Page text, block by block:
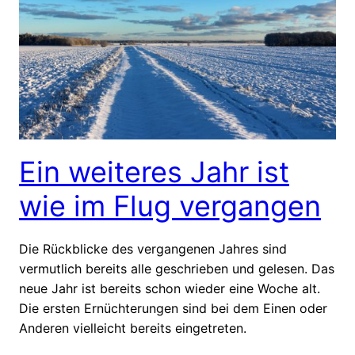
Ein weiteres Jahr ist
wie im Flug vergangen
Die Rückblicke des vergangenen Jahres sind
vermutlich bereits alle geschrieben und gelesen. Das
neue Jahr ist bereits schon wieder eine Woche alt.
Die ersten Ernüchterungen sind bei dem Einen oder
Anderen vielleicht bereits eingetreten.